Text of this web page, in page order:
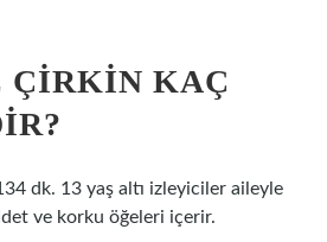
ÇIRKIN KAÇ
dk. 13 yaş altı izleyiciler aileyle
ve korku öğeleri içerir.